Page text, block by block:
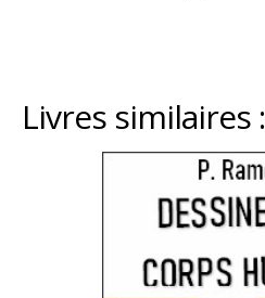
Livres similaires :